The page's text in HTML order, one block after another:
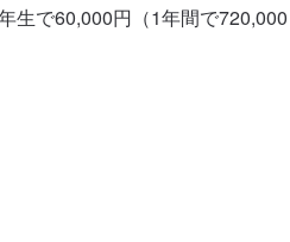
生で60,000円（1年間で720,000